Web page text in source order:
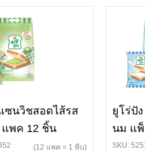
ซนวิชสอดไส้รส
แพค 12 ชิ้น
(12 แพค = 1 หีบ)
ยูโร่ปั
นม แ
SKU: